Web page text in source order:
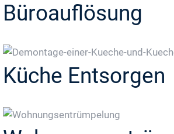
Büroauflösung
Küche Entsorgen